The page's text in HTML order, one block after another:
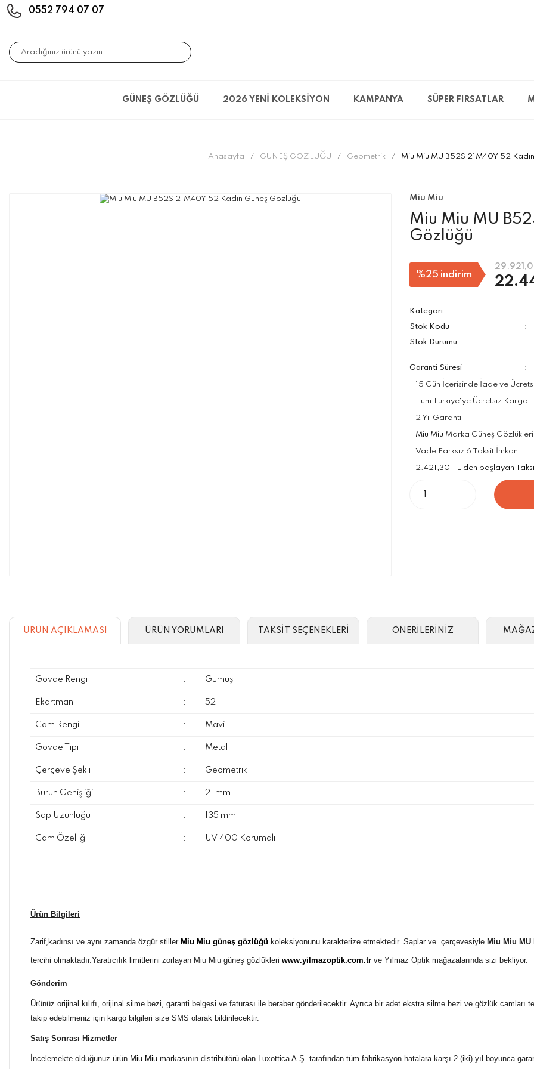
0552 794 07 07
GÜNEŞ GÖZLÜĞÜ 2026 YENİ KOLEKSİYON KAMPANYA SÜPER FIRSATLAR
Anasayfa GÜNEŞ GÖZLÜĞÜ Geometrik Miu Miu MU B52S 21M40Y 52
Miu Miu
Miu Miu MU
Gözlüğü
%25 indirim
Kategori
Stok Kodu
Stok Durumu
Garanti Süresi
15 Gün İçerisinde İade ve
Tüm Türkiye'ye Ücretsiz Kargo
2 Yıl Garanti
Miu Miu Marka Güneş Gözlükleri
Vade Farksız 6 Taksit İmkanı
2.421,30 TL den başlayan
ÜRÜN AÇIKLAMASI ÜRÜN YORUMLARI TAKSİT SEÇENEKLERİ ÖNERİLERİNİZ
Gövde Rengi : Gümüş
Ekartman : 52
Cam Rengi : Mavi
Gövde Tipi : Metal
Çerçeve Şekli : Geometrik
Burun Genişliği : 21 mm
Sap Uzunluğu : 135 mm
Cam Özelliği : UV 400 Korumalı
Ürün Bilgileri
Zarif,kadınsı ve aynı zamanda özgür stiller Miu Miu güneş gözlüğü koleksiyonunu karakterize etmektedir. Saplar ve çerçevesiyle Miu Miu MU
tercihi olmaktadır.Yaratıcılık limitlerini zorlayan Miu Miu güneş gözlükleri www.yilmazoptik.com.tr ve Yılmaz Optik mağazalarında sizi bekliyor.
Gönderim
Ürünüz orijinal kılıfı, orijinal silme bezi, garanti belgesi ve faturası ile beraber gönderilecektir. Ayrıca bir adet ekstra silme bezi ve gözlük
takip edebilmeniz için kargo bilgileri size SMS olarak bildirilecektir.
Satış Sonrası Hizmetler
İncelemekte olduğunuz ürün Miu Miu markasının distribütörü olan Luxottica A.Ş. tarafından tüm fabrikasyon hatalara karşı 2 (iki) yıl boyunca